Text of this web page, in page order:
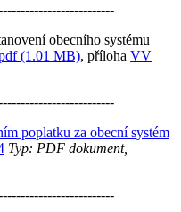
obecního systému
(1.01 MB), příloha VV
poplatku za obecní systém
Typ: PDF dokument,